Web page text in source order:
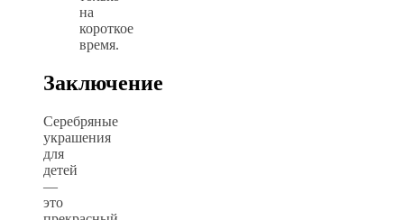
на
короткое
время.
Заключение
Серебряные
украшения
для
детей
—
это